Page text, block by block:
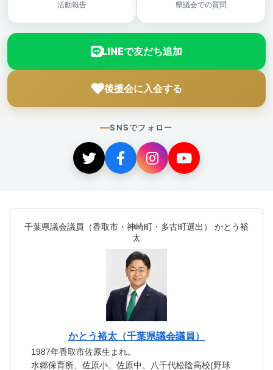
活動報告 県議会での質問
LINEで友だち追加
後援会に入会する
SNSでフォロー
千葉県議会議員（香取市・神崎町・多古町選出） かとう裕
太
かとう裕太（千葉県議会議員）
1987年香取市佐原生まれ。
水郷保育所、佐原小、佐原中、八千代松陰高校(野球